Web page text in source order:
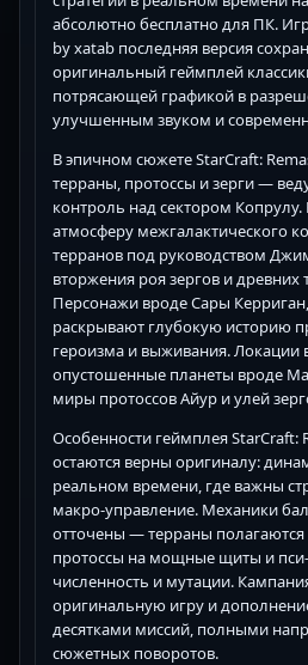
абсолютно бесплатно для ПК.
by xatab последняя версия
оригинальный геймплей
потрясающей графикой в
улучшенным звуком и
В эпичном сюжете StarCraft:
терраны, протоссы и зерги —
контроль над сектором Копрулу.
атмосферу межгалактического
терранов под руководством
вторжения роя зергов и древних
Персонажи вроде Сары
раскрывают глубокую историю
героизма и выживания. Локации
опустошенные планеты вроде
миры протоссов Айур и улей
Особенности геймплея StarCraft:
остаются верны оригиналу:
реальном времени, где важны
макро-управление. Механики
отточены — терраны полагаются
протоссы на мощные щиты и пси-
численность и мутации.
оригинальную игру и
десятками миссий, полными
сюжетных поворотов.